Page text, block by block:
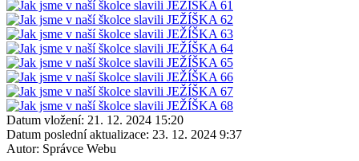
Datum vložení: 21. 12. 2024 15:20
Datum poslední aktualizace: 23. 12. 2024 9:37
Autor: Správce Webu